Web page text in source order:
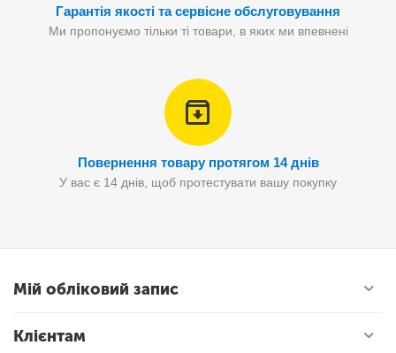
Гарантія якості та сервісне обслуговування
Ми пропонуємо тільки ті товари, в яких ми впевнені
Повернення товару протягом 14 днів
У вас є 14 днів, щоб протестувати вашу покупку
Мій обліковий запис
Клієнтам